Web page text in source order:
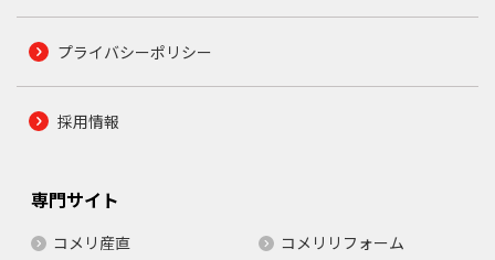
プライバシーポリシー
採用情報
専門サイト
コメリ産直 コメリリフォーム